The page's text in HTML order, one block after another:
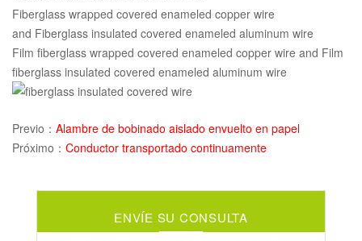
Fiberglass wrapped covered enameled copper wire
and Fiberglass insulated covered enameled aluminum wire
Film fiberglass wrapped covered enameled copper wire and Film
fiberglass insulated covered enameled aluminum wire
Previo： Alambre de bobinado aislado envuelto en papel
Próximo： Conductor transportado continuamente
ENVÍE SU CONSULTA